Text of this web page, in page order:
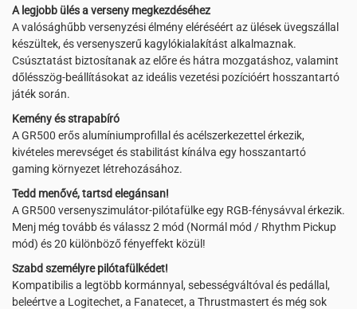
A legjobb ülés a verseny megkezdéséhez
A valósághűbb versenyzési élmény eléréséért az ülések üvegszállal
készültek, és versenyszerű kagylókialakítást alkalmaznak.
Csúsztatást biztosítanak az előre és hátra mozgatáshoz, valamint
dőlésszög-beállításokat az ideális vezetési pozícióért hosszantartó
játék során.
Kemény és strapabíró
A GR500 erős alumíniumprofillal és acélszerkezettel érkezik,
kivételes merevséget és stabilitást kínálva egy hosszantartó
gaming környezet létrehozásához.
Tedd menővé, tartsd elegánsan!
A GR500 versenyszimulátor-pilótafülke egy RGB-fénysávval érkezik.
Menj még tovább és válassz 2 mód (Normál mód / Rhythm Pickup
mód) és 20 különböző fényeffekt közül!
Szabd személyre pilótafülkédet!
Kompatibilis a legtöbb kormánnyal, sebességváltóval és pedállal,
beleértve a Logitechet, a Fanatecet, a Thrustmastert és még sok